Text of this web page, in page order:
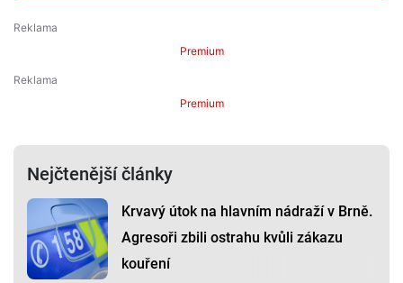
Premium
Premium
Nejčtenější články
Krvavý útok na hlavním nádraží v Brně.
Agresoři zbili ostrahu kvůli zákazu
kouření